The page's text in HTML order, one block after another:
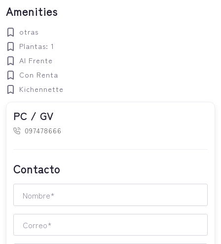
Amenities
otras
Plantas: 1
Al Frente
Con Renta
Kichennette
PC / GV
097478666
Contacto